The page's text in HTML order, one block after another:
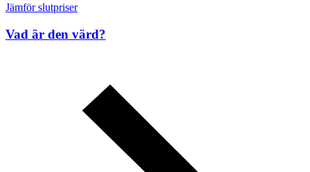
Jämför slutpriser
Vad är den värd?